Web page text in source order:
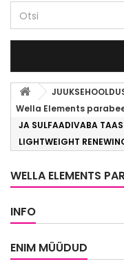
Wella Elements
JA SULFAADIVABA
LIGHTWEIGHT
WELLA ELEMENTS
INFO
ENIM MÜÜDUD